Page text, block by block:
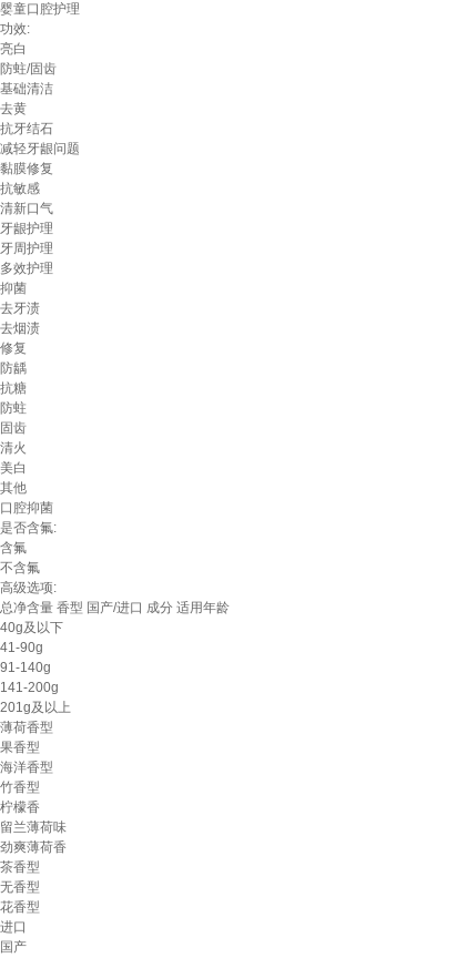
婴童口腔护理
功效:
亮白
防蛀/固齿
基础清洁
去黄
抗牙结石
减轻牙龈问题
黏膜修复
抗敏感
清新口气
牙龈护理
牙周护理
多效护理
抑菌
去牙渍
去烟渍
修复
防龋
抗糖
防蛀
固齿
清火
美白
其他
口腔抑菌
是否含氟:
含氟
不含氟
高级选项:
总净含量 香型 国产/进口 成分 适用年龄
40g及以下
41-90g
91-140g
141-200g
201g及以上
薄荷香型
果香型
海洋香型
竹香型
柠檬香
留兰薄荷味
劲爽薄荷香
茶香型
无香型
花香型
进口
国产